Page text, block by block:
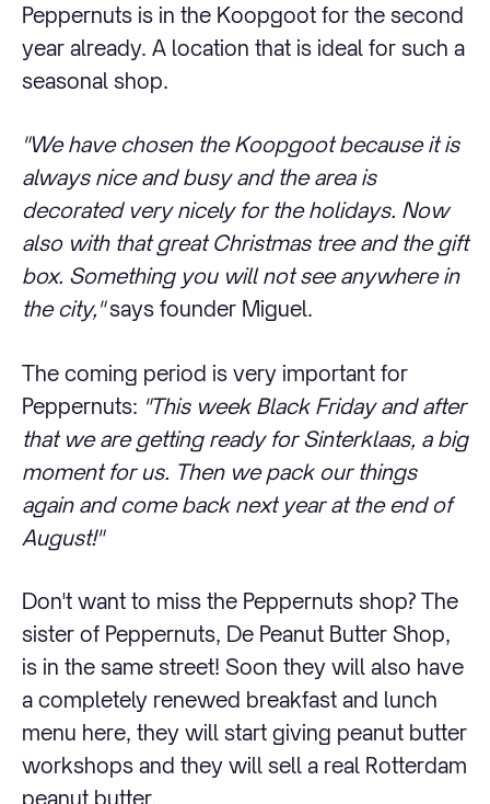
Peppernuts is in the Koopgoot for the second
year already. A location that is ideal for such a
seasonal shop.
"We have chosen the Koopgoot because it is
always nice and busy and the area is
decorated very nicely for the holidays. Now
also with that great Christmas tree and the gift
box. Something you will not see anywhere in
the city,"says founder Miguel.
The coming period is very important for
Peppernuts: "This week Black Friday and after
that we are getting ready for Sinterklaas, a big
moment for us. Then we pack our things
again and come back next year at the end of
August!"
Don't want to miss the Peppernuts shop? The
sister of Peppernuts, De Peanut Butter Shop,
is in the same street! Soon they will also have
a completely renewed breakfast and lunch
menu here, they will start giving peanut butter
workshops and they will sell a real Rotterdam
peanut butter.